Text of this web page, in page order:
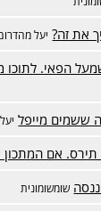
את זה? יעל
הפאי.
ששמים מייפל
תירס. אם המתכון
שומשומונית